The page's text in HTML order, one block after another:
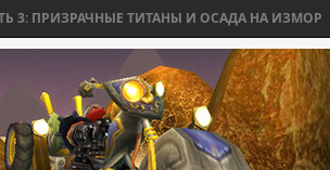
ПРИЗРАЧНЫЕ ТИТАНЫ И ОСАДА НА ИЗМОР